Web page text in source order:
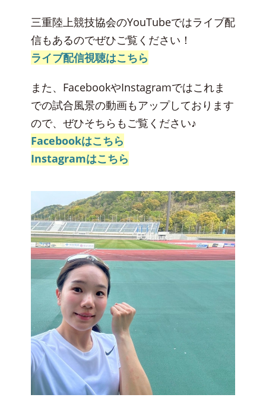
三重陸上競技協会のYouTubeではライブ配
信もあるのでぜひご覧ください！
ライブ配信視聴はこちら
また、FacebookやInstagramではこれま
での試合風景の動画もアップしております
ので、ぜひそちらもご覧ください♪
Facebookはこちら
Instagramはこちら